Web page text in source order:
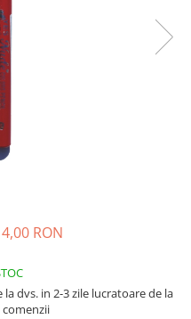
RON
dvs. in 2-3 zile lucratoare de la